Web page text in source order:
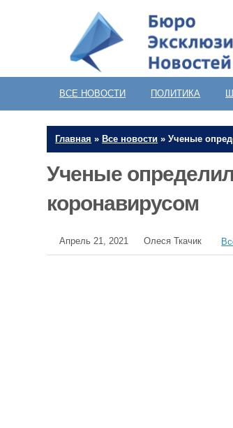
ВСЕ НОВОСТИ ПОЛИТИКА
Главная » Все новости »Ученые
Ученые
коронавирусом
Апрель 21, 2021 Олеся Ткачик